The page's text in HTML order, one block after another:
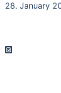
28. January